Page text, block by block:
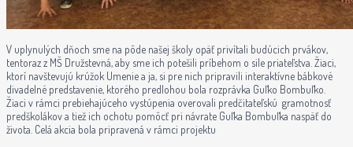
V uplynulých dňoch sme na pôde našej školy opäť privítali budúcich prvákov,
tentoraz z MŠ Družstevná, aby sme ich potešili príbehom o sile priateľstva. Žiaci,
ktorí navštevujú krúžok Umenie a ja, si pre nich pripravili interaktívne bábkové
divadelné predstavenie, ktorého predlohou bola rozprávka Guľko Bombuľko.
Žiaci v rámci prebiehajúceho vystúpenia overovali predčitateľskú gramotnosť
predškolákov a tiež ich ochotu pomôcť pri návrate Guľka Bombuľka naspäť do
života. Celá akcia bola pripravená v rámci projektu